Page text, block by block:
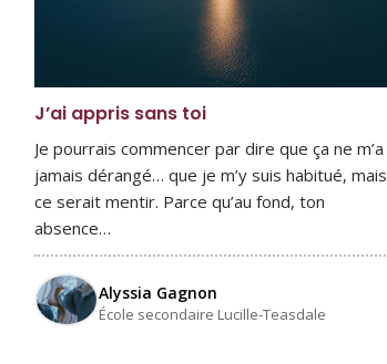
J’ai appris sans toi
Je pourrais commencer par dire que ça ne m’a
jamais dérangé… que je m’y suis habitué, mais
ce serait mentir. Parce qu’au fond, ton
absence…
Alyssia Gagnon
École secondaire Lucille-Teasdale